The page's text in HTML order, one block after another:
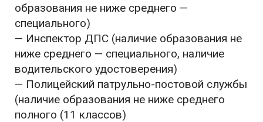
образования не ниже среднего —
специального)
— Инспектор ДПС (наличие образования не
ниже среднего — специального, наличие
водительского удостоверения)
— Полицейский патрульно-постовой службы
(наличие образования не ниже среднего
полного (11 классов)